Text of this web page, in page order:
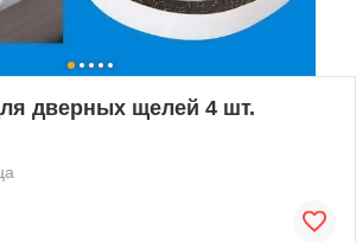
дверных щелей 4 шт.